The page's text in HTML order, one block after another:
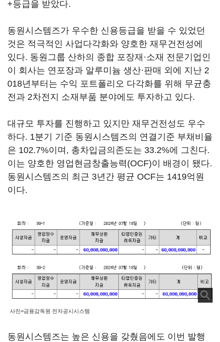
+등급을 받았다.
동원시스템즈가 우수한 신용등급을 받을 수 있었던
것은 적극적인 사업다각화와 양호한 재무건전성에
있다. 동원그룹 산하의 종합 포장재·소재 전문기업인
이 회사는 연포장과 알루미늄 생산·판매 외에 지난 2
018년부터는 수익 포트폴리오 다각화를 위해 무균충
전과 2차전지 소재부품 분야에도 투자하고 있다.
대규모 투자를 진행하고 있지만 재무건전성도 우수
하다. 1분기 기준 동원시스템즈의 연결기준 부채비율
은 102.7%이며, 총차입금의존도는 33.2%에 그친다.
이는 양호한 영업현금창출능력(OCF)이 배경이 됐다.
동원시스템즈의 최근 3년간 평균 OCF는 1419억원
이다.
사진=금융감독원 전자공시시스템
동원시스템즈는 높은 신용을 갖췄음에도 이번 발행